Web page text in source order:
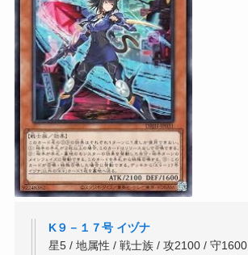
K９－１７号 イヅナ
星5 / 地属性 / 戦士族 / 攻2100 / 守1600